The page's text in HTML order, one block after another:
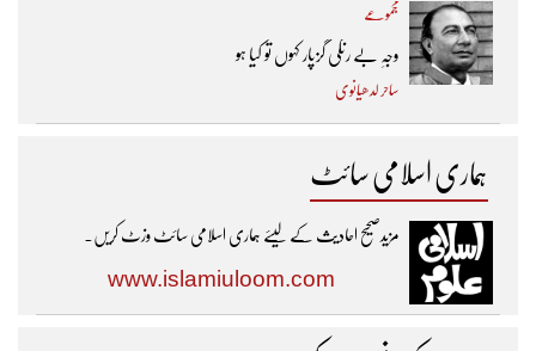
مجموعے
وجہِ بے رنگی گزپار کہوں تو کیا ہو
ساحر لدھیانوی
ہماری اسلامی سائٹ
مزیدصحیح احادیث کے لیئے ہماری اسلامی سائٹ وزٹ کریں۔
www.islamiuloom.com